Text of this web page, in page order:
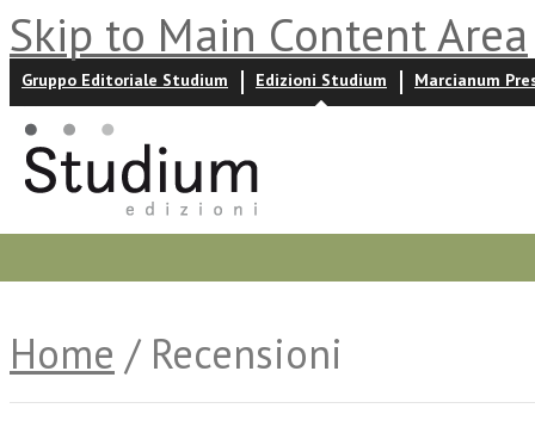
Skip to Main Content Area
Gruppo Editoriale Studium Edizioni Studium Marcianum
Home / Recensioni